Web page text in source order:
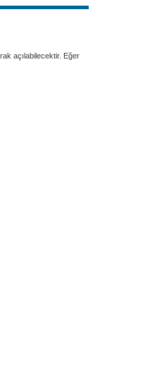
açılabilecektir. Eğer